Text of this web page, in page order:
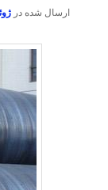
ارسال شده در ژوئن